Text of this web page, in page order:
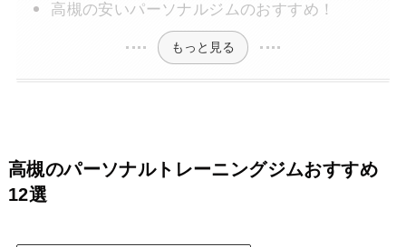
高槻の安いパーソナルジムのおすすめ！
もっと見る
高槻のパーソナルトレーニングジムおすすめ
12選